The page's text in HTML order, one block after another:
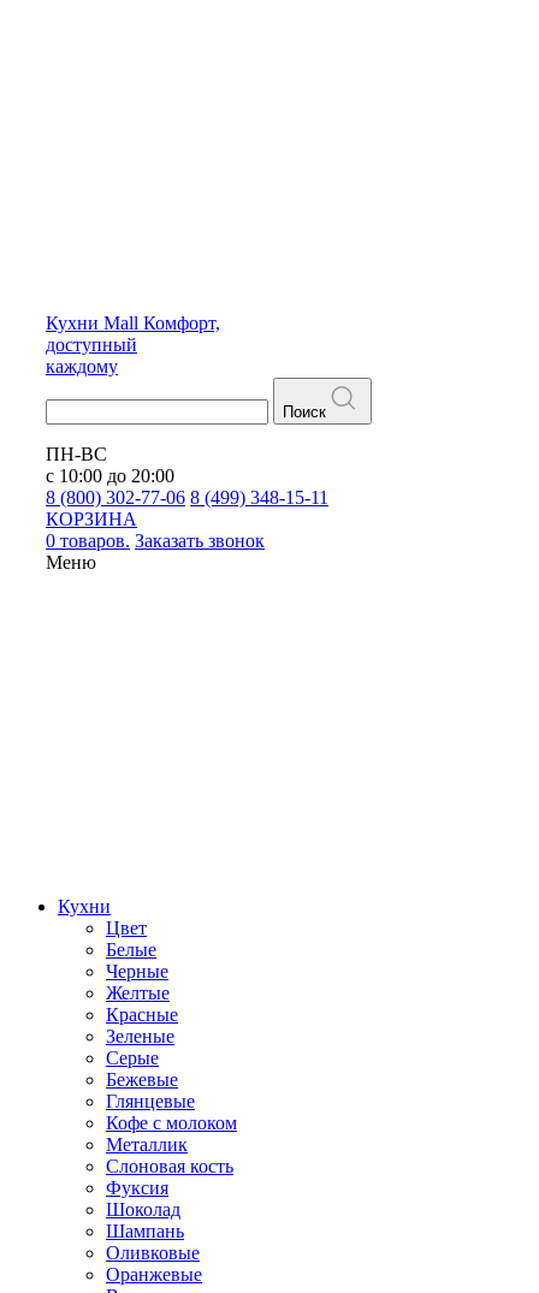
Кухни Mall Комфорт,
доступный
каждому
Поиск
ПН-ВС
с 10:00 до 20:00
8 (800) 302-77-06 8 (499) 348-15-11
КОРЗИНА
0 товаров. Заказать звонок
Меню
Кухни
Цвет
Белые
Черные
Желтые
Красные
Зеленые
Серые
Бежевые
Глянцевые
Кофе с молоком
Металлик
Слоновая кость
Фуксия
Шоколад
Шампань
Оливковые
Оранжевые